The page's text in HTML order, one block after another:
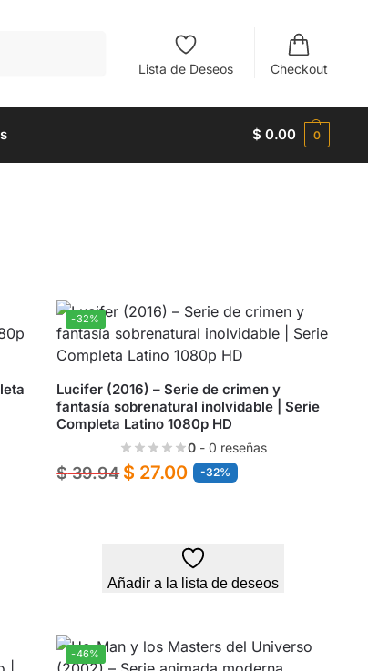
Lista de Deseos Checkout
$ 0.00 0
-32%
Lucifer (2016) – Serie de crimen y
fantasía sobrenatural inolvidable | Serie
Completa Latino 1080p HD
0- 0 reseñas
$39.94 $ 27.00 -32%
Añadir a la lista de deseos
-46%